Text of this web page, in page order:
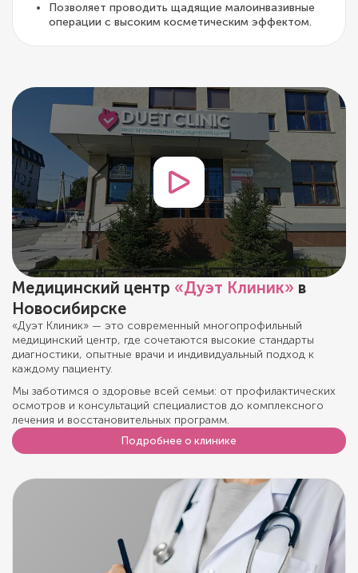
Позволяет проводить щадящие малоинвазивные
операции с высоким косметическим эффектом.
Медицинский центр «Дуэт Клиник» в
Новосибирске
«Дуэт Клиник» — это современный многопрофильный
медицинский центр, где сочетаются высокие стандарты
диагностики, опытные врачи и индивидуальный подход к
каждому пациенту.
Мы заботимся о здоровье всей семьи: от профилактических
осмотров и консультаций специалистов до комплексного
лечения и восстановительных программ.
Подробнее о клинике